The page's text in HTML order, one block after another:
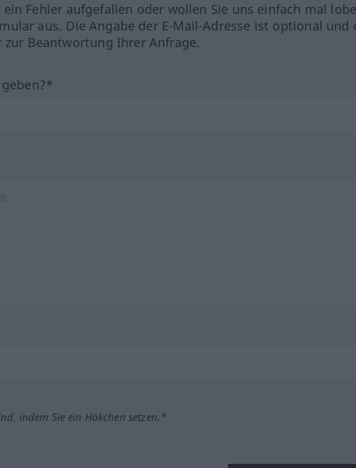
Fehler aufgefallen oder wollen Sie uns einfach mal
aus. Die Angabe der E-Mail-Adresse ist optional und
Beantwortung Ihrer Anfrage.
indem Sie ein Häkchen setzen.*